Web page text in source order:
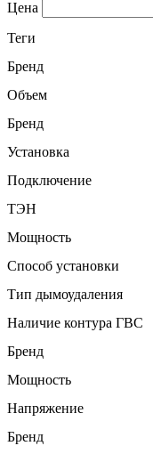
Цена
Теги
Бренд
Объем
Бренд
Установка
Подключение
ТЭН
Мощность
Способ установки
Тип дымоудаления
Наличие контура ГВС
Бренд
Мощность
Напряжение
Бренд